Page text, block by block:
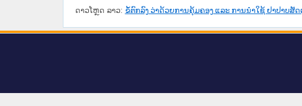
ດາວໂຫຼດ ລາວ: ຂໍ້ຕົກລົງ ວ່າດ້ວຍການຄຸ້ມຄອງ ແລະ ການນຳໃຊ້ ຢາປາບສັ